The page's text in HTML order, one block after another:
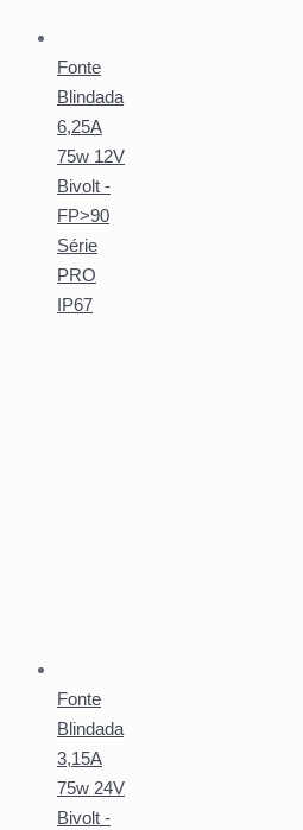
Fonte
Blindada
6,25A
75w 12V
Bivolt -
FP>90
Série
PRO
IP67
Fonte
Blindada
3,15A
75w 24V
Bivolt -